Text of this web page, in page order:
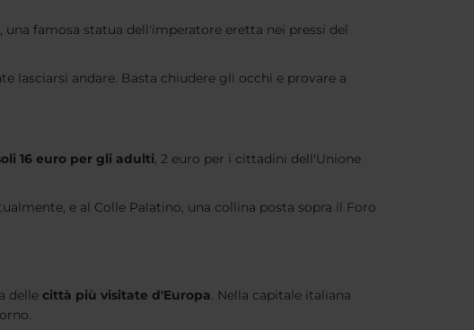
, una famosa statua dell'imperatore eretta nei pressi del
lasciarsi andare. Basta chiudere gli occhi e provare a
16 euro per gli adulti, 2 euro per i cittadini dell'Unione
e al Colle Palatino, una collina posta sopra il Foro
delle città più visitate d'Europa. Nella capitale italiana